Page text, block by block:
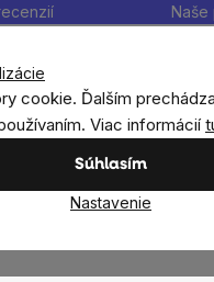
cookie. Ďalším
Viac informácií
Súhlasím
Nastavenie
Hľadať
Výživové doplnky
Prírodné a